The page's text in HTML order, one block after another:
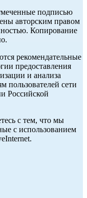
подписью
авторским правом
Копирование
рекомендательные
предоставления
и анализа
пользователей сети
Российской
с тем, что мы
с использованием